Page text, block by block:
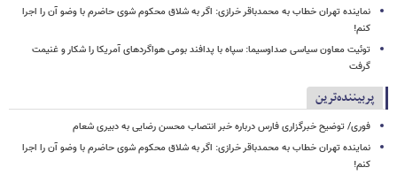
نماینده تهران خطاب به محمدباقر خرازی: اگر به شلاق محکوم شوی حاضرم با وضو آن را اجرا
کنم!
توئیت معاون سیاسی صداوسیما: سپاه با پدافند بومی هواگردهای آمریکا را شکار و غنیمت
گرفت
پربیننده‌ترین
فوری/ توضیح خبرگزاری فارس درباره خبر انتصاب محسن رضایی به دبیری شعام
نماینده تهران خطاب به محمدباقر خرازی: اگر به شلاق محکوم شوی حاضرم با وضو آن را اجرا
کنم!